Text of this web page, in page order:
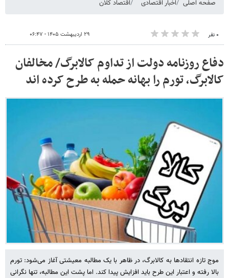
صفحه اصلی اخبار اقتصادی اقتصاد کلان
۰ نفر ۲۹ اردیبهشت ۱۴۰۵ - ۰۶:۴۷
دفاع روزنامه دولت از تداوم کالابرگ/ مخالفان
کالابرگ، تورم را بهانه حمله به طرح کرده اند
موج تازه انتقادها به کالابرگ، در ظاهر با یک مطالبه معیشتی آغاز می‌شود: تورم
بالا رفته و اعتبار این طرح باید افزایش پیدا کند. اما پشت این مطالبه، تنها نگرانی